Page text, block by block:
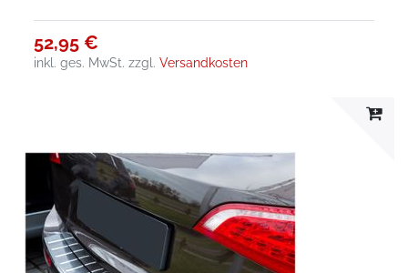
52,95 €
inkl. ges. MwSt. zzgl.Versandkosten